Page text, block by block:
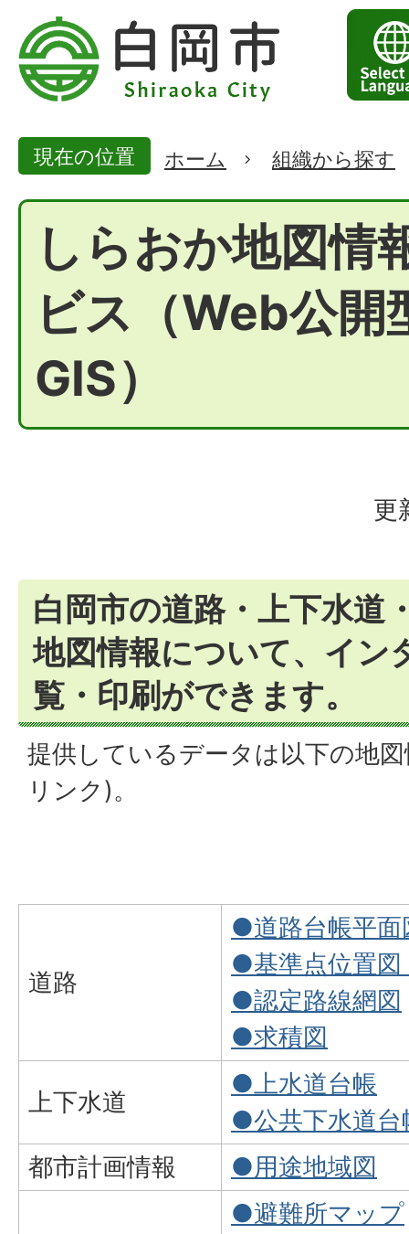
現在の位置 ホーム 組織から探す
しらおか地図情
ビス（Web公開
GIS）
更
白岡市の道路・上下水道
地図情報について、イン
覧・印刷ができます。
提供しているデータは以下の地
リンク)。
道路
●道路台帳平面
●基準点位置図
●認定路線網図
●求積図
上下水道
●上水道台帳
●公共下水道台
都市計画情報
●用途地域図
●避難所マップ